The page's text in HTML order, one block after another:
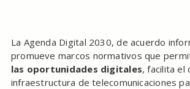
La Agenda Digital 2030, de acuerdo
promueve marcos normativos que
las oportunidades digitales, facilita el
infraestructura de telecomunicaciones